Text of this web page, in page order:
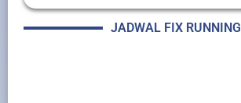
JADWAL FIX RUNNING